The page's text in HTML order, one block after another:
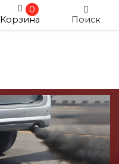
0
Корзина
Поиск